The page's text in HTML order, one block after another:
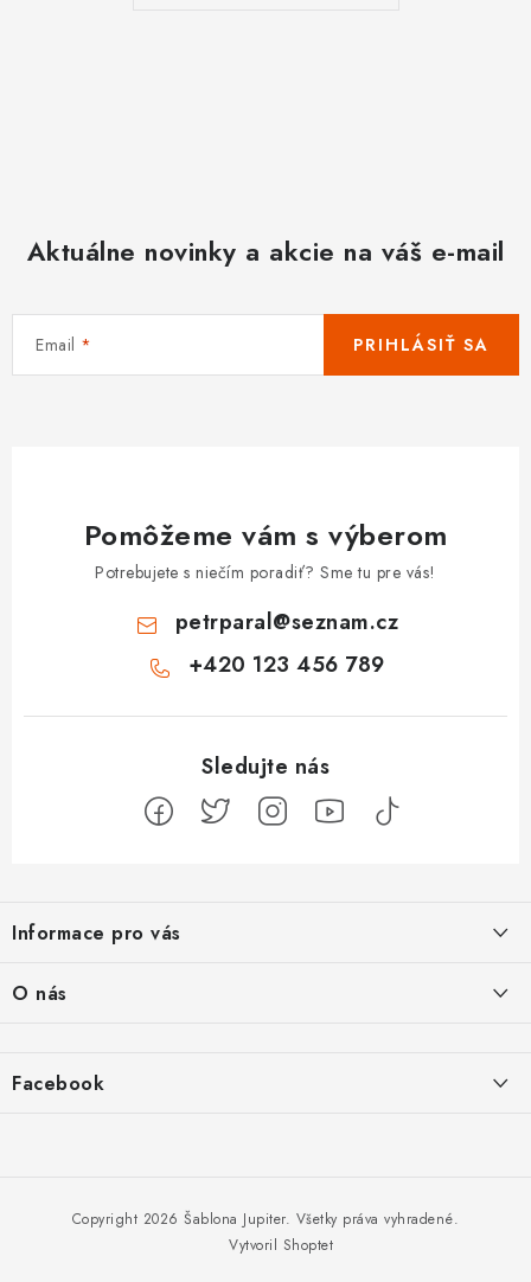
Aktuálne novinky a akcie na váš e-mail
Email PRIHLÁSIŤ SA
Pomôžeme vám s výberom
Potrebujete s niečím poradiť? Sme tu pre vás!
petrparal@seznam.cz
+420 123 456 789
p
ä
e
Informace pro vás
O nás
Jsme boží
Facebook
Vytvoril Shoptet
Copyright 2026Šablona Jupiter. Všetky práva vyhradené.